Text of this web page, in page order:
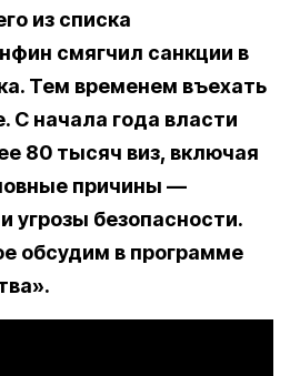
из списка
смягчил санкции в
Тем временем въехать
С начала года власти
80 тысяч виз, включая
причины —
угрозы безопасности.
обсудим в программе